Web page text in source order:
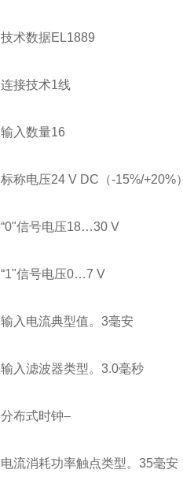
技术数据EL1889
连接技术1线
输入数量16
标称电压24 V DC（-15%/+20%）
“0"信号电压18…30 V
“1"信号电压0…7 V
输入电流典型值。3毫安
输入滤波器类型。3.0毫秒
分布式时钟–
电流消耗功率触点类型。35毫安